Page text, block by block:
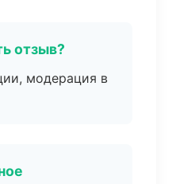
отзыв?
модерация в